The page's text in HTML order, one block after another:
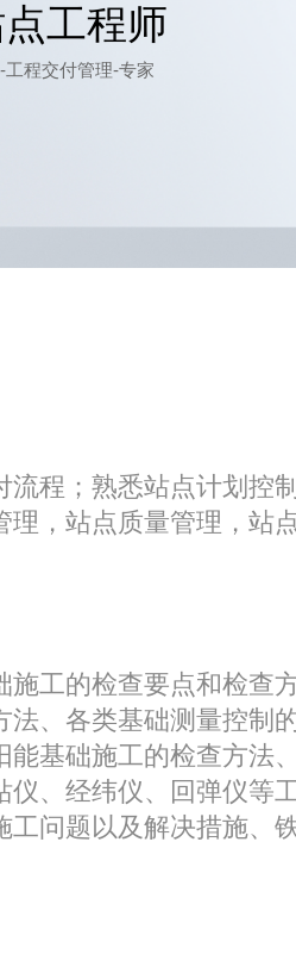
工程师
程交付管理-专家
流程；熟悉站点计划控
理，站点质量管理，站
施工的检查要点和检查
法、各类基础测量控制
能基础施工的检查方法
仪、经纬仪、回弹仪等
工问题以及解决措施、